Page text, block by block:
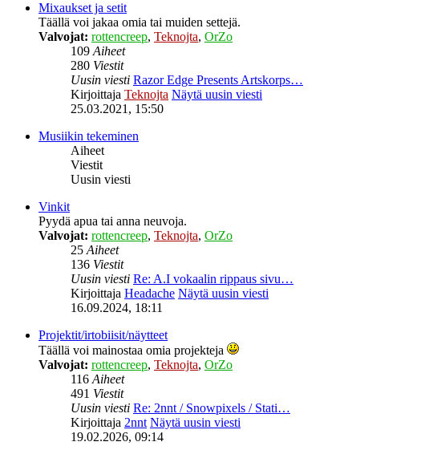
Mixaukset ja setit
Täällä voi jakaa omia tai muiden settejä.
Valvojat: rottencreep, Teknojta, OrZo
109Aiheet
280 Viestit
Uusin viesti Razor Edge Presents Artskorps…
Kirjoittaja Teknojta Näytä uusin viesti
25.03.2021, 15:50
Musiikin tekeminen
Aiheet
Viestit
Uusin viesti
Vinkit
Pyydä apua tai anna neuvoja.
Valvojat: rottencreep, Teknojta, OrZo
25Aiheet
136 Viestit
Uusin viesti Re: A.I vokaalin rippaus sivu…
Kirjoittaja Headache Näytä uusin viesti
16.09.2024, 18:11
Projektit/irtobiisit/näytteet
Täällä voi mainostaa omia projekteja
Valvojat: rottencreep, Teknojta, OrZo
116Aiheet
491 Viestit
Uusin viesti Re: 2nnt / Snowpixels / Stati…
Kirjoittaja 2nnt Näytä uusin viesti
19.02.2026, 09:14